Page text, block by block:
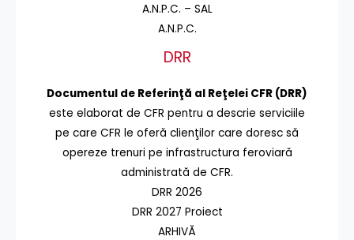
A.N.P.C. – SAL
A.N.P.C.
DRR
Documentul de Referinţă al Reţelei CFR (DRR)
este elaborat de CFR pentru a descrie serviciile
pe care CFR le oferă clienţilor care doresc să
opereze trenuri pe infrastructura feroviară
administrată de CFR.
DRR 2026
DRR 2027 Proiect
ARHIVĂ